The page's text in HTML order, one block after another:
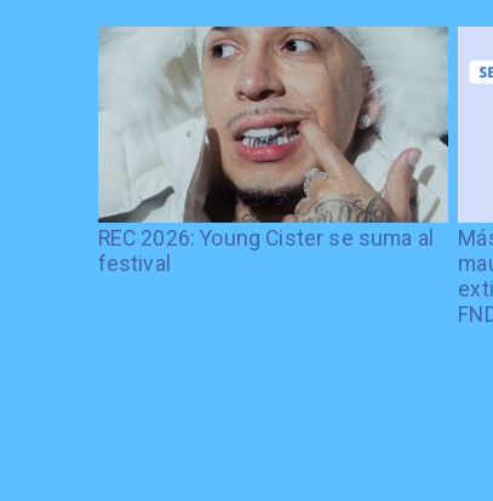
REC 2026: Young Cister se suma al
festival